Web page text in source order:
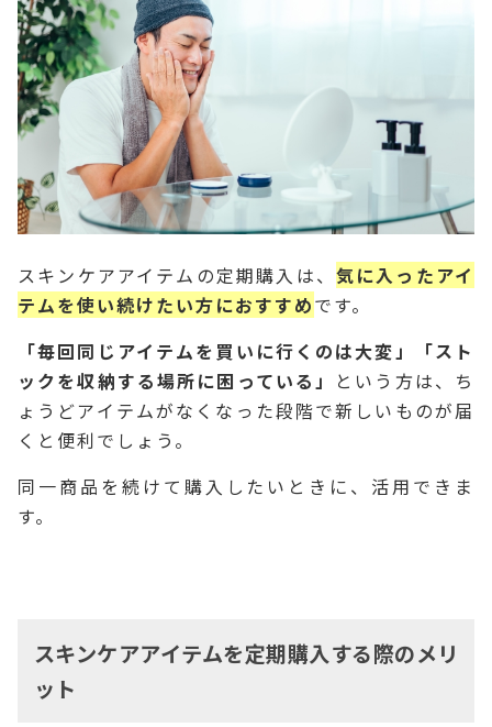
スキンケアアイテムの定期購入は、 気に入ったアイ
テムを使い続けたい方におすすめです。
「毎回同じアイテムを買いに行くのは大変」「スト
ックを収納する場所に困っている」
という方は、ち
ょうどアイテムがなくなった段階で新しいものが届
くと便利でしょう。
同一商品を続けて購入したいときに、活用できま
す。
スキンケアアイテムを定期購入する際のメリ
ット